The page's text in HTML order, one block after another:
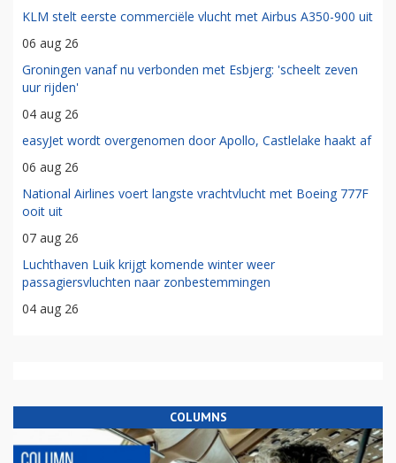
KLM stelt eerste commerciële vlucht met Airbus A350-900 uit
06 aug 26
Groningen vanaf nu verbonden met Esbjerg: 'scheelt zeven
uur rijden'
04 aug 26
easyJet wordt overgenomen door Apollo, Castlelake haakt af
06 aug 26
National Airlines voert langste vrachtvlucht met Boeing 777F
ooit uit
07 aug 26
Luchthaven Luik krijgt komende winter weer
passagiersvluchten naar zonbestemmingen
04 aug 26
COLUMNS